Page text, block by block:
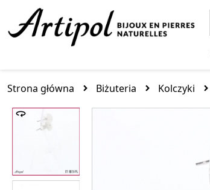
Strona główna Biżuteria Kolczyki